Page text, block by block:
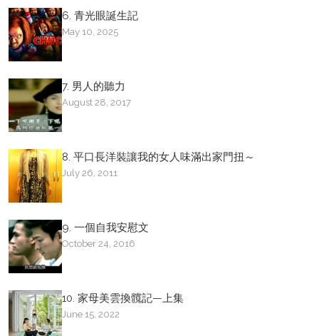
6. 青光眼誕生記
May 10, 2025
7. 男人的聽力
August 28, 2017
8. 平口長洋裝讓我的女人味滿出家門扭～
July 26, 2011
9. 一個自我安慰文
October 24, 2016
10. 家母美雲換髖記—上集
June 15, 2022